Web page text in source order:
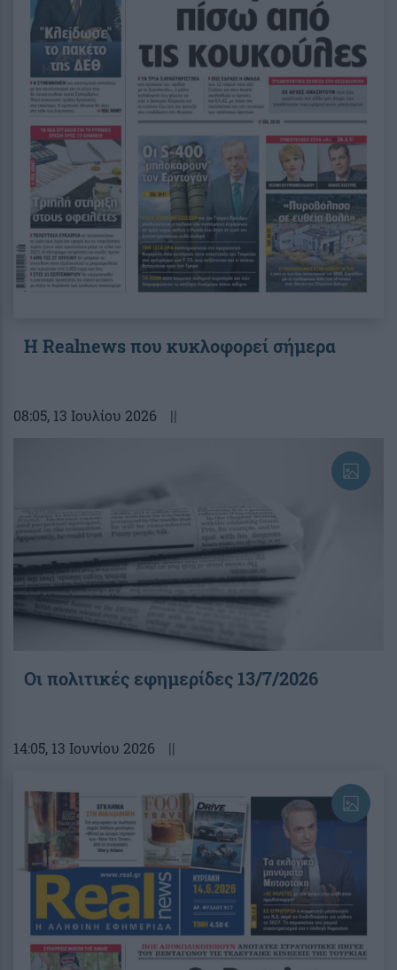
Η Realnews που κυκλοφορεί σήμερα
08:05, 13 Ιουλίου 2026 ||
Οι πολιτικές εφημερίδες 13/7/2026
14:05, 13 Ιουνίου 2026 ||